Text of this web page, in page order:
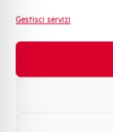
Gestisci servizi
MarcaSistema